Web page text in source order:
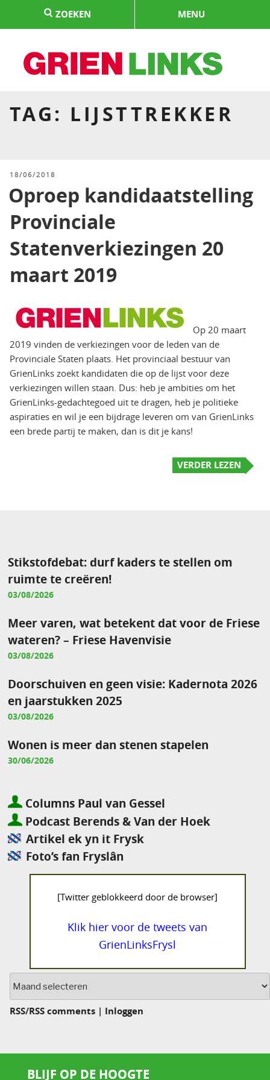
springen
ZOEKEN MENU
TAG: LIJSTTREKKER
GEPLAATST
18/06/2018
Oproep kandidaatstelling
Provinciale
Statenverkiezingen 20
maart 2019
Op 20 maart
2019 vinden de verkiezingen voor de leden van de
Provinciale Staten plaats. Het provinciaal bestuur van
GrienLinks zoekt kandidaten die op de lijst voor deze
verkiezingen willen staan. Dus: heb je ambities om het
GrienLinks-gedachtegoed uit te dragen, heb je politieke
aspiraties en wil je een bijdrage leveren om van GrienLinks
een brede partij te maken, dan is dit je kans!
VERDER LEZEN
Stikstofdebat: durf kaders te stellen om
ruimte te creëren!
03/08/2026
Meer varen, wat betekent dat voor de Friese
wateren? – Friese Havenvisie
03/08/2026
Doorschuiven en geen visie: Kadernota 2026
en jaarstukken 2025
03/08/2026
Wonen is meer dan stenen stapelen
30/06/2026
Columns Paul van Gessel
Podcast Berends & Van der Hoek
Artikel ek yn it Frysk
Foto’s fan Fryslân
[Twitter geblokkeerd door de browser]
Klik hier voor de tweets van
GrienLinksFrysl
RSS/RSS comments | Inloggen
BLIJF OP DE HOOGTE